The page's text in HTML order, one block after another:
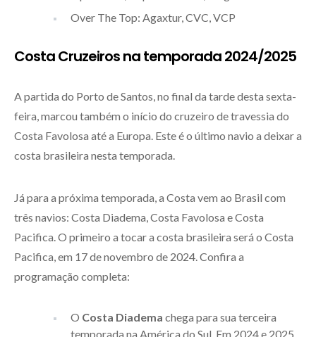
Over The Top: Agaxtur, CVC, VCP
Costa Cruzeiros na temporada 2024/2025
A partida do Porto de Santos, no final da tarde desta sexta-
feira, marcou também o início do cruzeiro de travessia do
Costa Favolosa até a Europa. Este é o último navio a deixar a
costa brasileira nesta temporada.
Já para a próxima temporada, a Costa vem ao Brasil com
três navios: Costa Diadema, Costa Favolosa e Costa
Pacifica. O primeiro a tocar a costa brasileira será o Costa
Pacifica, em 17 de novembro de 2024. Confira a
programação completa:
O Costa Diadema chega para sua terceira
temporada na América do Sul. Em 2024 e 2025,